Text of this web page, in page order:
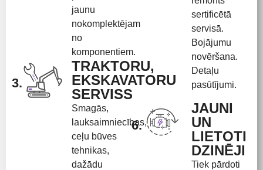
jaunu
nokomplektējam
no
komponentiem.
3.
TRAKTORU,
EKSKAVATORU
SERVISS
Smagās,
lauksaimniecības,
ceļu būves
tehnikas,
dažādu
sertificētā
servisā.
Bojājumu
novēršana.
Detaļu
pasūtījumi.
6.
JAUNI
UN
LIETOTI
DZINĒJI
Tiek pārdoti